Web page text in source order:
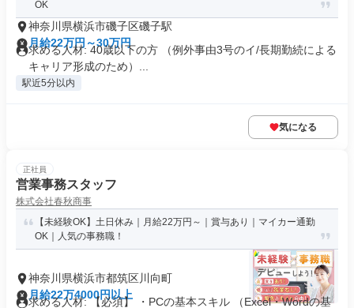
OK
神奈川県横浜市磯子区磯子駅
月給22万円～30万円
求める人材: 40歳以下の方 （例外事由3号のイ/長期勤続による
キャリア形成のため）...
駅近5分以内
気になる
正社員
営業事務スタッフ
株式会社春秋商事
【未経験OK】土日休み｜月給22万円～｜賞与あり｜マイカー通勤
OK｜人気の事務職！
神奈川県横浜市都筑区川向町
月給22万4000円以上
求める人材: 【必須】 ・PCの基本スキル （Excel・Wordの基